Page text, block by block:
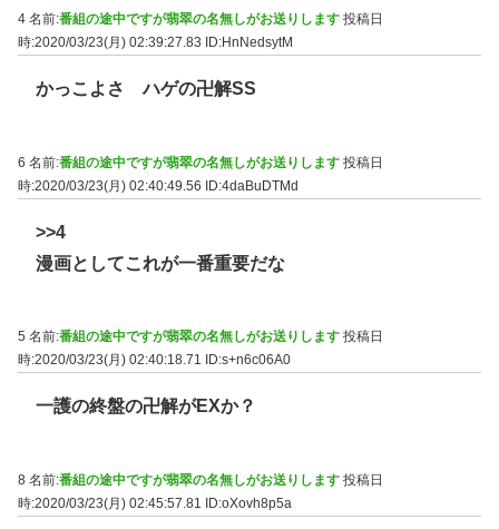
4 名前:番組の途中ですが翡翠の名無しがお送りします 投稿日
時:2020/03/23(月) 02:39:27.83
ID:HnNedsytM
かっこよさ ハゲの卍解SS
6 名前:番組の途中ですが翡翠の名無しがお送りします 投稿日
時:2020/03/23(月) 02:40:49.56 ID:4daBuDTMd
>>4
漫画としてこれが一番重要だな
5 名前:番組の途中ですが翡翠の名無しがお送りします 投稿日
時:2020/03/23(月) 02:40:18.71
ID:s+n6c06A0
一護の終盤の卍解がEXか？
8 名前:番組の途中ですが翡翠の名無しがお送りします 投稿日
時:2020/03/23(月) 02:45:57.81
ID:oXovh8p5a